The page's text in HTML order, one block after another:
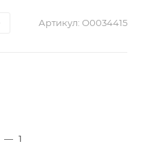
Артикул: О0034415
— 1